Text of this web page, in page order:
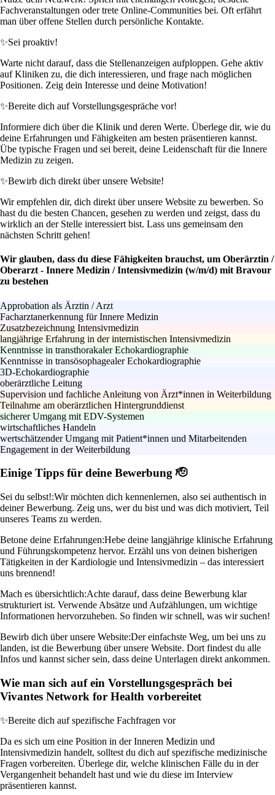
Fachveranstaltungen oder trete Online-Communities bei. Oft erfährt
man über offene Stellen durch persönliche Kontakte.
✨Sei proaktiv!
Warte nicht darauf, dass die Stellenanzeigen aufploppen. Gehe aktiv
auf Kliniken zu, die dich interessieren, und frage nach möglichen
Positionen. Zeig dein Interesse und deine Motivation!
✨Bereite dich auf Vorstellungsgespräche vor!
Informiere dich über die Klinik und deren Werte. Überlege dir, wie du
deine Erfahrungen und Fähigkeiten am besten präsentieren kannst.
Übe typische Fragen und sei bereit, deine Leidenschaft für die Innere
Medizin zu zeigen.
✨Bewirb dich direkt über unsere Website!
Wir empfehlen dir, dich direkt über unsere Website zu bewerben. So
hast du die besten Chancen, gesehen zu werden und zeigst, dass du
wirklich an der Stelle interessiert bist. Lass uns gemeinsam den
nächsten Schritt gehen!
Wir glauben, dass du diese Fähigkeiten brauchst, um Oberärztin /
Oberarzt - Innere Medizin / Intensivmedizin (w/m/d) mit Bravour
zu bestehen
Approbation als Ärztin / Arzt
Facharztanerkennung für Innere Medizin
Zusatzbezeichnung Intensivmedizin
langjährige Erfahrung in der internistischen Intensivmedizin
Kenntnisse in transthorakaler Echokardiographie
Kenntnisse in transösophagealer Echokardiographie
3D-Echokardiographie
oberärztliche Leitung
Supervision und fachliche Anleitung von Ärzt*innen in Weiterbildung
Teilnahme am oberärztlichen Hintergrunddienst
sicherer Umgang mit EDV-Systemen
wirtschaftliches Handeln
wertschätzender Umgang mit Patient*innen und Mitarbeitenden
Engagement in der Weiterbildung
Einige Tipps für deine Bewerbung 🫡
Sei du selbst!:Wir möchten dich kennenlernen, also sei authentisch in
deiner Bewerbung. Zeig uns, wer du bist und was dich motiviert, Teil
unseres Teams zu werden.
Betone deine Erfahrungen:Hebe deine langjährige klinische Erfahrung
und Führungskompetenz hervor. Erzähl uns von deinen bisherigen
Tätigkeiten in der Kardiologie und Intensivmedizin – das interessiert
uns brennend!
Mach es übersichtlich:Achte darauf, dass deine Bewerbung klar
strukturiert ist. Verwende Absätze und Aufzählungen, um wichtige
Informationen hervorzuheben. So finden wir schnell, was wir suchen!
Bewirb dich über unsere Website:Der einfachste Weg, um bei uns zu
landen, ist die Bewerbung über unsere Website. Dort findest du alle
Infos und kannst sicher sein, dass deine Unterlagen direkt ankommen.
Wie man sich auf ein Vorstellungsgespräch bei
Vivantes Network for Health vorbereitet
✨Bereite dich auf spezifische Fachfragen vor
Da es sich um eine Position in der Inneren Medizin und
Intensivmedizin handelt, solltest du dich auf spezifische medizinische
Fragen vorbereiten. Überlege dir, welche klinischen Fälle du in der
Vergangenheit behandelt hast und wie du diese im Interview
präsentieren kannst.